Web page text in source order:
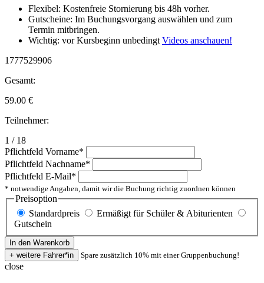
Flexibel: Kostenfreie Stornierung bis 48h vorher.
Gutscheine: Im Buchungsvorgang auswählen und zum
Termin mitbringen.
Wichtig: vor Kursbeginn unbedingt Videos anschauen!
1777529906
Gesamt:
59.00 €
Teilnehmer:
1 / 18
Pflichtfeld Vorname*
Pflichtfeld Nachname*
Pflichtfeld E-Mail*
* notwendige Angaben, damit wir die Buchung richtig zuordnen können
Preisoption
Standardpreis
Ermäßigt für Schüler & Abiturienten
Gutschein
Spare zusätzlich 10% mit einer Gruppenbuchung!
close